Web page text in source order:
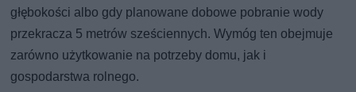
głębokości albo gdy planowane dobowe pobranie wody
przekracza 5 metrów sześciennych. Wymóg ten obejmuje
zarówno użytkowanie na potrzeby domu, jak i
gospodarstwa rolnego.